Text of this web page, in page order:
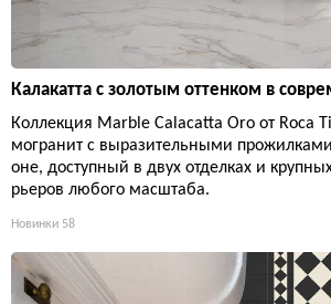
Калакатта с золотым оттенком в
Коллекция Marble Calacatta Oro от Roca
могранит с выразительными
оне, доступный в двух отделках и
рьеров любого масштаба.
Новинки 58